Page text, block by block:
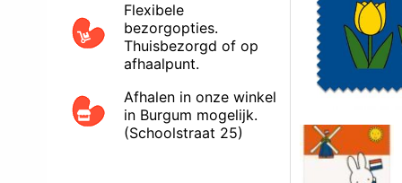
Flexibele
bezorgopties.
Thuisbezorgd of op
afhaalpunt.
Afhalen in onze winkel
in Burgum mogelijk.
(Schoolstraat 25)